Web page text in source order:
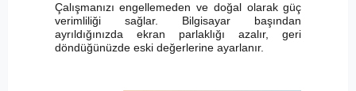
Çalışmanızı engellemeden ve doğal olarak güç
verimliliği sağlar. Bilgisayar başından
ayrıldığınızda ekran parlaklığı azalır, geri
döndüğünüzde eski değerlerine ayarlanır.